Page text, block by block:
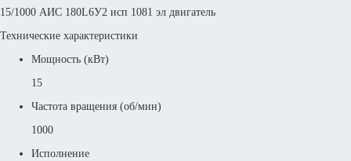
15/1000 АИС 180L6У2 исп 1081 эл двигатель
Технические характеристики
Мощность (кВт)
15
Частота вращения (об/мин)
1000
Исполнение